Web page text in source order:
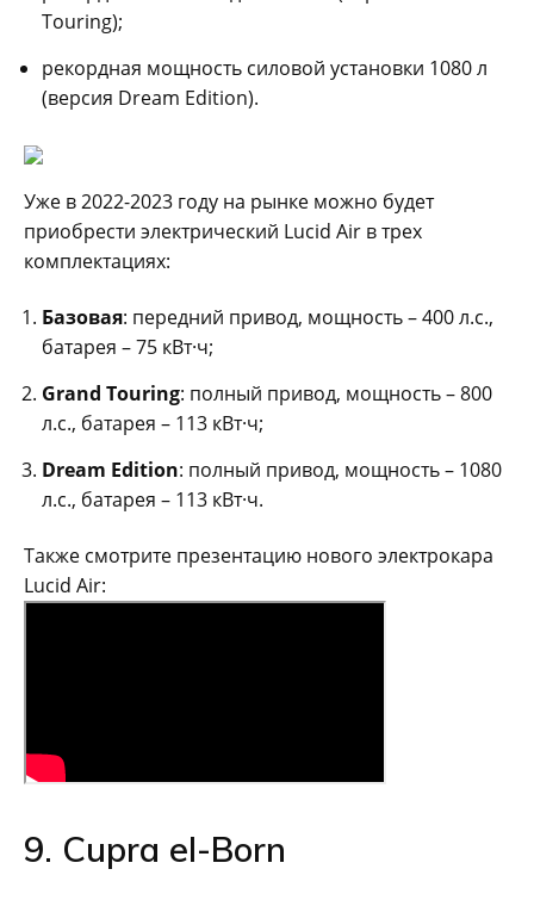
Touring);
рекордная мощность силовой установки 1080 л
(версия Dream Edition).
Уже в 2022-2023 году на рынке можно будет
приобрести электрический Lucid Air в трех
комплектациях:
Базовая: передний привод, мощность – 400 л.с.,
батарея – 75 кВт·ч;
Grand Touring: полный привод, мощность – 800
л.с., батарея – 113 кВт·ч;
Dream Edition: полный привод, мощность – 1080
л.с., батарея – 113 кВт·ч.
Также смотрите презентацию нового электрокара
Lucid Air:
9. Cupra el-Born